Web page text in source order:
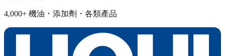
4,000+ 機油・添加劑・各類產品